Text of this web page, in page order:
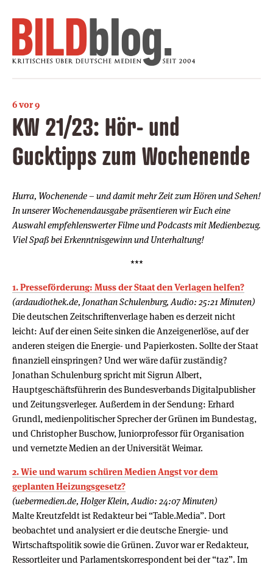
6 vor 9
KW 21/23: Hör- und
Gucktipps zum Wochenende
Hurra, Wochenende – und damit mehr Zeit zum Hören und Sehen!
In unserer Wochenendausgabe präsentieren wir Euch eine
Auswahl empfehlenswerter Filme und Podcasts mit Medienbezug.
Viel Spaß bei Erkenntnisgewinn und Unterhaltung!
***
1. Presseförderung: Muss der Staat den Verlagen helfen?
(ardaudiothek.de, Jonathan Schulenburg, Audio: 25:21 Minuten)
Die deutschen Zeitschriftenverlage haben es derzeit nicht
leicht: Auf der einen Seite sinken die Anzeigenerlöse, auf der
anderen steigen die Energie- und Papierkosten. Sollte der Staat
finanziell einspringen? Und wer wäre dafür zuständig?
Jonathan Schulenburg spricht mit Sigrun Albert,
Hauptgeschäftsführerin des Bundesverbands Digitalpublisher
und Zeitungsverleger. Außerdem in der Sendung: Erhard
Grundl, medienpolitischer Sprecher der Grünen im Bundestag,
und Christopher Buschow, Juniorprofessor für Organisation
und vernetzte Medien an der Universität Weimar.
2. Wie und warum schüren Medien Angst vor dem
geplanten Heizungsgesetz?
(uebermedien.de, Holger Klein, Audio: 24:07 Minuten)
Malte Kreutzfeldt ist Redakteur bei “Table.Media”. Dort
beobachtet und analysiert er die deutsche Energie- und
Wirtschaftspolitik sowie die Grünen. Zuvor war er Redakteur,
Ressortleiter und Parlamentskorrespondent bei der “taz”. Im